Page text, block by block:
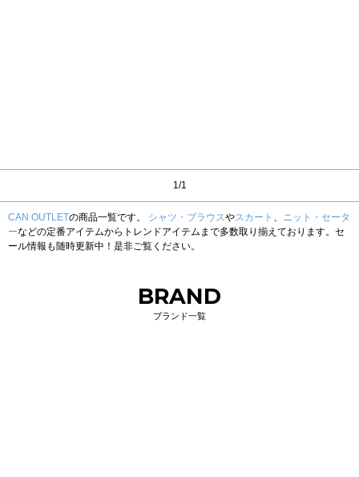
1/1
CAN OUTLETの商品一覧です。 シャツ・ブラウスやスカート 、 ニット・セータ
ーなどの定番アイテムからトレンドアイテムまで多数取り揃えております。セ
ール情報も随時更新中！是非ご覧ください。
BRAND
ブランド一覧